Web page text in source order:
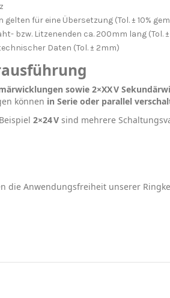
gelten für eine Übersetzung (Tol. ± 10%
bzw. Litzenenden ca. 200mm lang (Tol.
Daten (Tol. ± 2mm)
sowie 2×XX V
können in Serie oder parallel
2×24 Vsind mehrere
die Anwendungsfreiheit unserer